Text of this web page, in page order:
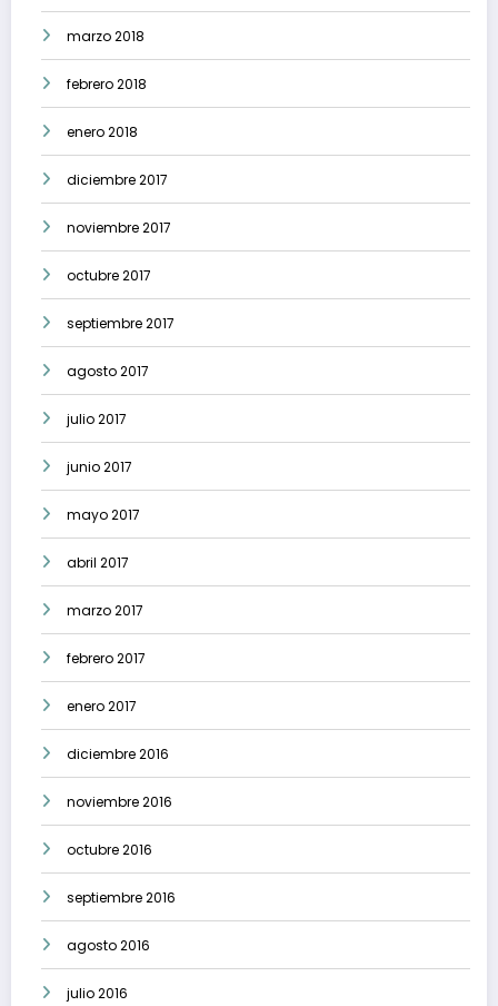
marzo 2018
febrero 2018
enero 2018
diciembre 2017
noviembre 2017
octubre 2017
septiembre 2017
agosto 2017
julio 2017
junio 2017
mayo 2017
abril 2017
marzo 2017
febrero 2017
enero 2017
diciembre 2016
noviembre 2016
octubre 2016
septiembre 2016
agosto 2016
julio 2016